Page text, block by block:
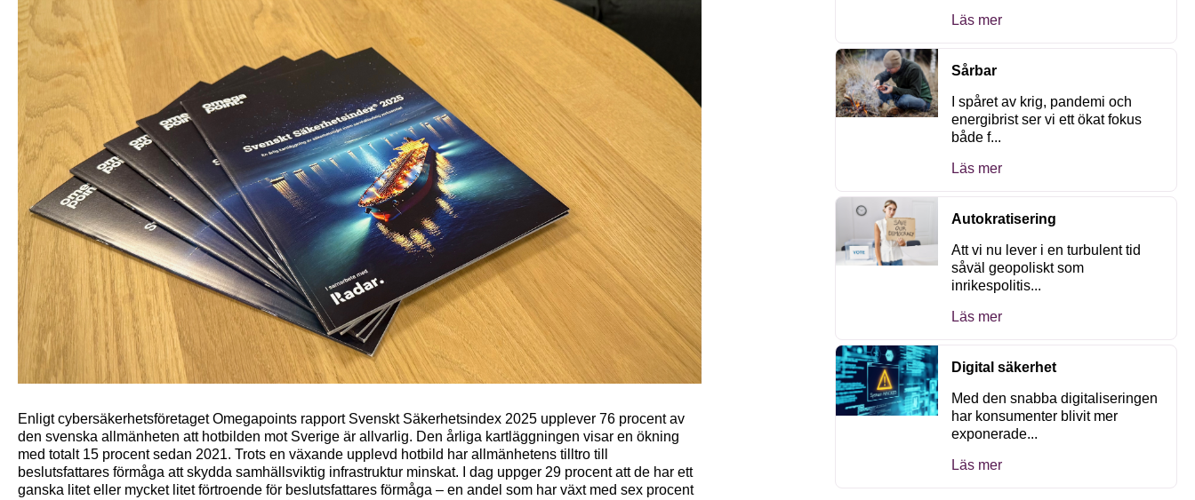
Enligt cybersäkerhetsföretaget Omegapoints rapport Svenskt Säkerhetsindex 2025 upplever 76 procent av
den svenska allmänheten att hotbilden mot Sverige är allvarlig. Den årliga kartläggningen visar en ökning
med totalt 15 procent sedan 2021. Trots en växande upplevd hotbild har allmänhetens tilltro till
beslutsfattares förmåga att skydda samhällsviktig infrastruktur minskat. I dag uppger 29 procent att de har ett
ganska litet eller mycket litet förtroende för beslutsfattares förmåga – en andel som har växt med sex procent
Läs mer
Sårbar
I spåret av krig, pandemi och
energibrist ser vi ett ökat fokus
både f...
Läs mer
Autokratisering
Att vi nu lever i en turbulent tid
såväl geopoliskt som
inrikespolitis...
Läs mer
Digital säkerhet
Med den snabba digitaliseringen
har konsumenter blivit mer
exponerade...
Läs mer